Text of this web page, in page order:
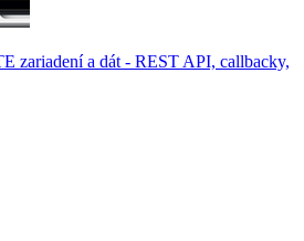
zariadení a dát - REST API, callbacky,